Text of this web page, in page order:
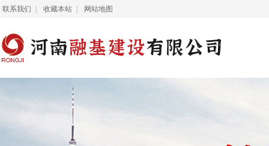
联系我们 收藏本站 网站地图